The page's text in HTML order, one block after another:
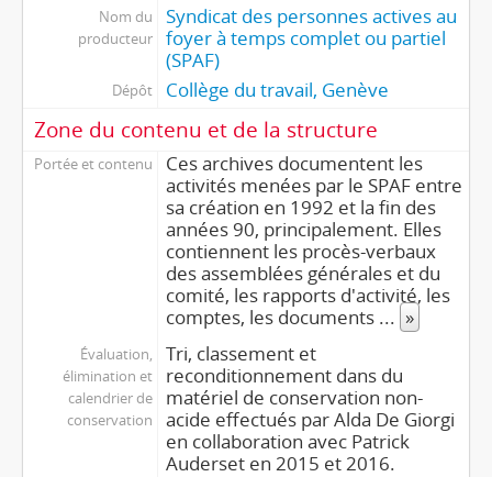
Nom du
producteur
Syndicat des personnes actives au
foyer à temps complet ou partiel
(SPAF)
Dépôt Collège du travail, Genève
Zone du contenu et de la structure
Portée et contenu
Ces archives documentent les
activités menées par le SPAF entre
sa création en 1992 et la fin des
années 90, principalement. Elles
contiennent les procès-verbaux
des assemblées générales et du
comité, les rapports d'activité, les
comptes, les documents ... »
Évaluation,
élimination et
calendrier de
conservation
Tri, classement et
reconditionnement dans du
matériel de conservation non-
acide effectués par Alda De Giorgi
en collaboration avec Patrick
Auderset en 2015 et 2016.